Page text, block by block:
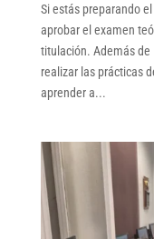
Si estás preparando
aprobar el examen
titulación. Además de
realizar las prácticas
aprender a...